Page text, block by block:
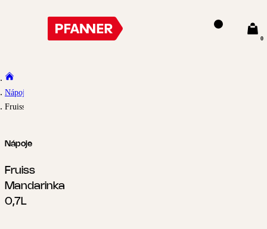
0
Nápoje
Fruiss Mandarinka 0,7L
Nápoje
Fruiss
Mandarinka
0,7L